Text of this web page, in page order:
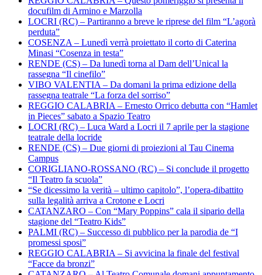
docufilm di Armino e Marzolla
LOCRI (RC) – Partiranno a breve le riprese del film “L’agorà
perduta”
COSENZA – Lunedì verrà proiettato il corto di Caterina
Minasi “Cosenza in testa”
RENDE (CS) – Da lunedì torna al Dam dell’Unical la
rassegna “Il cinefilo”
VIBO VALENTIA – Da domani la prima edizione della
rassegna teatrale “La forza del sorriso”
REGGIO CALABRIA – Ernesto Orrico debutta con “Hamlet
in Pieces” sabato a Spazio Teatro
LOCRI (RC) – Luca Ward a Locri il 7 aprile per la stagione
teatrale della locride
RENDE (CS) – Due giorni di proiezioni al Tau Cinema
Campus
CORIGLIANO-ROSSANO (RC) – Si conclude il progetto
“Il Teatro fa scuola”
“Se dicessimo la verità – ultimo capitolo”, l’opera-dibattito
sulla legalità arriva a Crotone e Locri
CATANZARO – Con “Mary Poppins” cala il sipario della
stagione del “Teatro Kids”
PALMI (RC) – Successo di pubblico per la parodia de “I
promessi sposi”
REGGIO CALABRIA – Si avvicina la finale del festival
“Facce da bronzi”